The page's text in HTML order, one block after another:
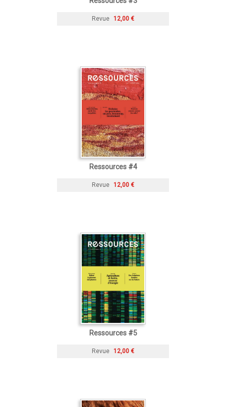
Revue 12,00 €
Ressources #4
Revue 12,00 €
Ressources #5
Revue 12,00 €